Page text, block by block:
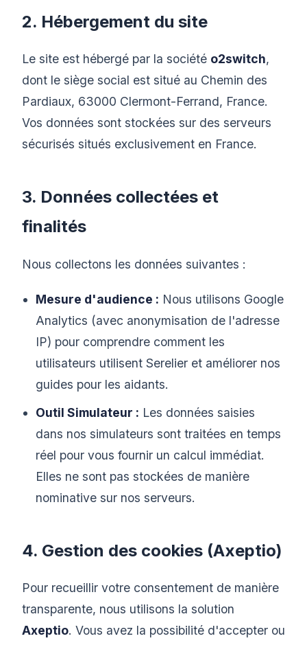
2. Hébergement du site
Le site est hébergé par la société o2switch,
dont le siège social est situé au Chemin des
Pardiaux, 63000 Clermont-Ferrand, France.
Vos données sont stockées sur des serveurs
sécurisés situés exclusivement en France.
3. Données collectées et
finalités
Nous collectons les données suivantes :
Mesure d'audience : Nous utilisons Google
Analytics (avec anonymisation de l'adresse
IP) pour comprendre comment les
utilisateurs utilisent Serelier et améliorer nos
guides pour les aidants.
Outil Simulateur : Les données saisies
dans nos simulateurs sont traitées en temps
réel pour vous fournir un calcul immédiat.
Elles ne sont pas stockées de manière
nominative sur nos serveurs.
4. Gestion des cookies (Axeptio)
Pour recueillir votre consentement de manière
transparente, nous utilisons la solution
Axeptio. Vous avez la possibilité d'accepter ou